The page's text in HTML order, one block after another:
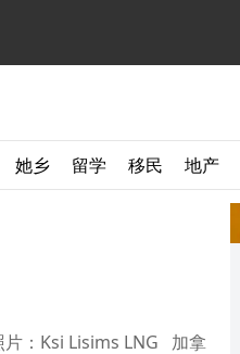
她乡 留学 移民 地产
片：Ksi Lisims LNG 加拿